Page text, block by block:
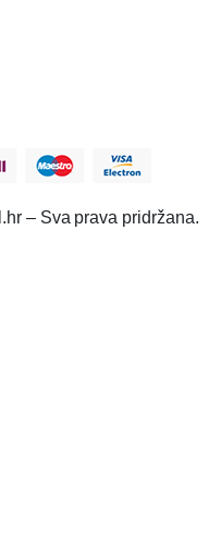
– Sva prava pridržana.